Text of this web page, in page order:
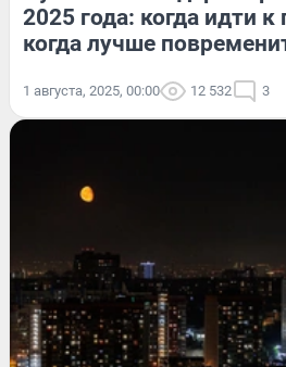
2025 года: когда идти к
когда лучше
1 августа, 2025, 00:00 12 532 3